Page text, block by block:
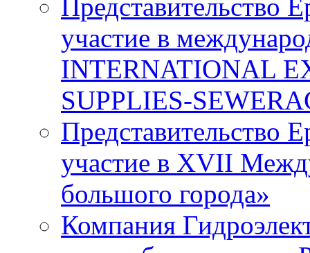
Представительство
участие в
INTERNATIONAL
SUPPLIES-
Представительство
участие в XVII
большого города»
Компания